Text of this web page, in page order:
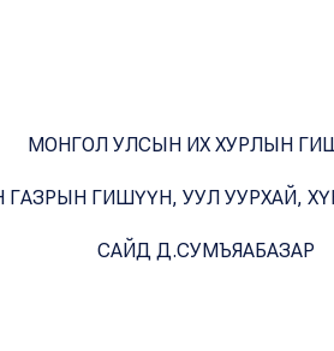
МОНГОЛ УЛСЫН ИХ ХУРЛЫН
ГАЗРЫН ГИШҮҮН, УУЛ УУРХАЙ,
САЙД Д.СУМЪЯАБАЗАР